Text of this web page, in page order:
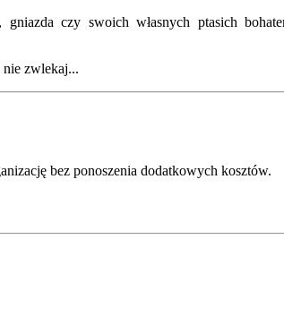
czy swoich własnych ptasich
nie zwlekaj...
bez ponoszenia dodatkowych kosztów.